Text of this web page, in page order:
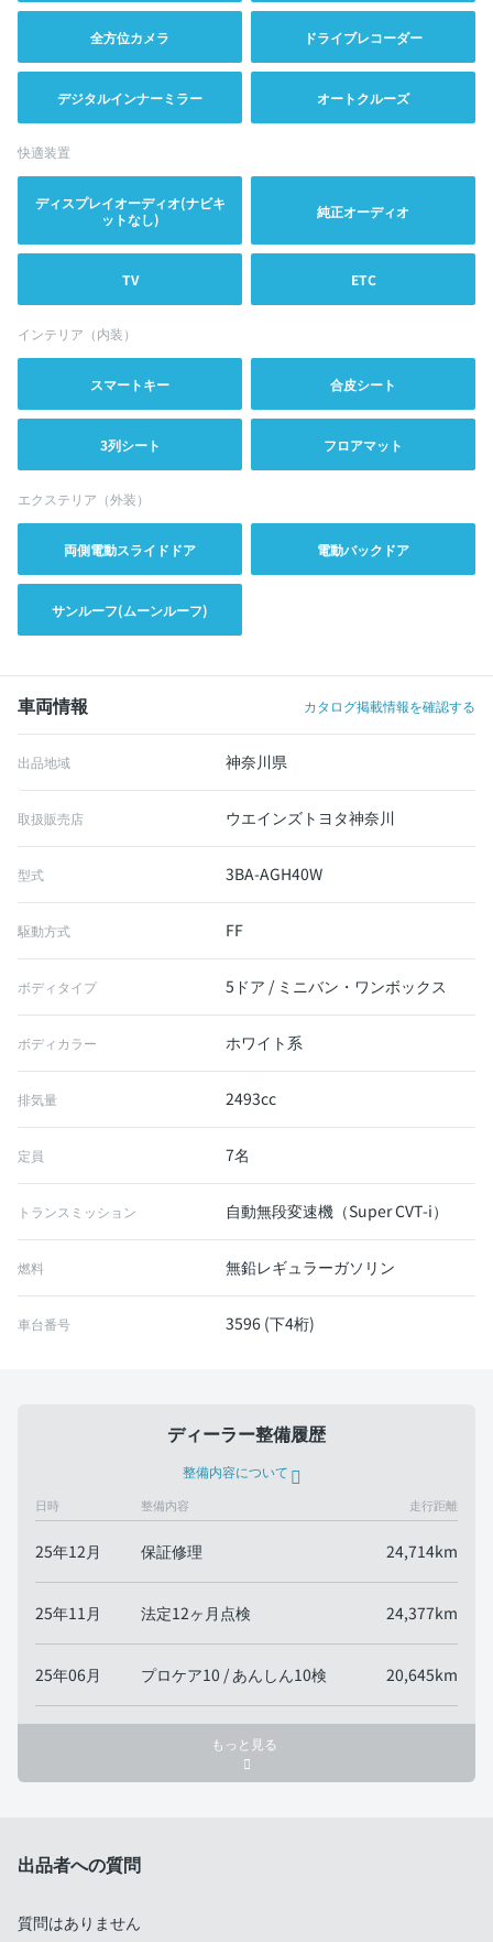
全方位カメラ ドライブレコーダー
デジタルインナーミラー オートクルーズ
快適装置
ディスプレイオーディオ(ナビキ
ットなし)
純正オーディオ
TV ETC
インテリア（内装）
スマートキー 合皮シート
3列シート フロアマット
エクステリア（外装）
両側電動スライドドア 電動バックドア
サンルーフ(ムーンルーフ)
車両情報 カタログ掲載情報を確認する
出品地域 神奈川県
取扱販売店 ウエインズトヨタ神奈川
型式 3BA-AGH40W
駆動方式 FF
ボディタイプ 5ドア / ミニバン・ワンボックス
ボディカラー ホワイト系
排気量 2493cc
定員 7名
トランスミッション 自動無段変速機（Super CVT-i）
燃料 無鉛レギュラーガソリン
車台番号 3596 (下4桁)
ディーラー整備履歴
整備内容について
日時 整備内容 走行距離
25年12月 保証修理 24,714km
25年11月 法定12ヶ月点検 24,377km
25年06月 プロケア10 / あんしん10検 20,645km
もっと見る
出品者への質問
質問はありません